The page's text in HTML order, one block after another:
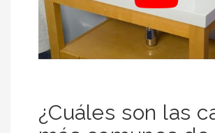
¿Cuáles son las